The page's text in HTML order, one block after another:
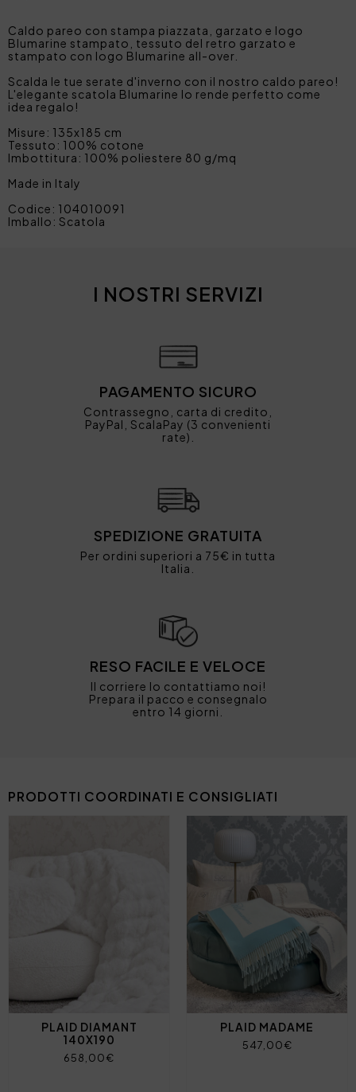
Caldo pareo con stampa piazzata, garzato e logo
Blumarine stampato, tessuto del retro garzato e
stampato con logo Blumarine all-over.
Scalda le tue serate d'inverno con il nostro caldo pareo!
L'elegante scatola Blumarine lo rende perfetto come
idea regalo!
Misure: 135x185 cm
Tessuto: 100% cotone
Imbottitura: 100% poliestere 80 g/mq
Made in Italy
Codice: 104010091
Imballo: Scatola
I NOSTRI SERVIZI
PAGAMENTO SICURO
Contrassegno, carta di credito,
PayPal, ScalaPay (3 convenienti
rate).
SPEDIZIONE GRATUITA
Per ordini superiori a 75€ in tutta
Italia.
RESO FACILE E VELOCE
Il corriere lo contattiamo noi!
Prepara il pacco e consegnalo
entro 14 giorni.
PRODOTTI COORDINATI E CONSIGLIATI
PLAID DIAMANT
140X190
658,00€
PLAID MADAME
547,00€